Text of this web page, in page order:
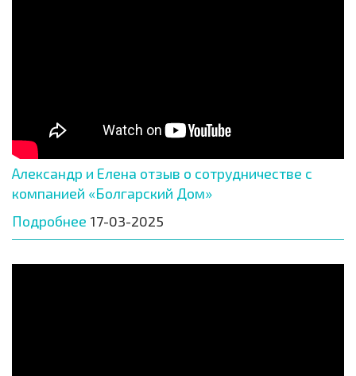
Александр и Елена отзыв о сотрудничестве с
компанией «Болгарский Дом»
Подробнее 17-03-2025